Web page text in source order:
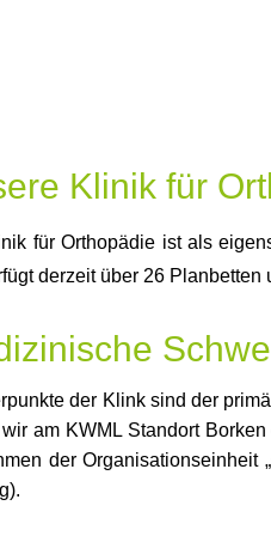
Klinik für
für Orthopädie ist als
derzeit über 26
der Klink sind der
am KWML Standort
der Organisationseinheit